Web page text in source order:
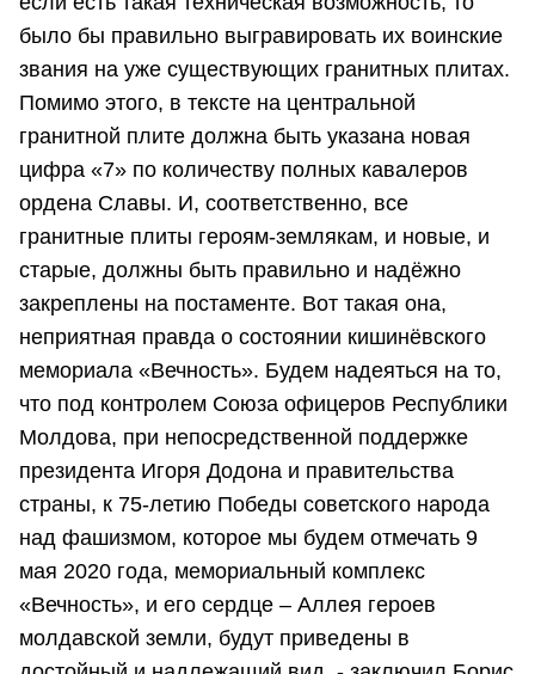
было бы правильно выгравировать их воинские
звания на уже существующих гранитных плитах.
Помимо этого, в тексте на центральной
гранитной плите должна быть указана новая
цифра «7» по количеству полных кавалеров
ордена Славы. И, соответственно, все
гранитные плиты героям-землякам, и новые, и
старые, должны быть правильно и надёжно
закреплены на постаменте. Вот такая она,
неприятная правда о состоянии кишинёвского
мемориала «Вечность». Будем надеяться на то,
что под контролем Союза офицеров Республики
Молдова, при непосредственной поддержке
президента Игоря Додона и правительства
страны, к 75-летию Победы советского народа
над фашизмом, которое мы будем отмечать 9
мая 2020 года, мемориальный комплекс
«Вечность», и его сердце – Аллея героев
молдавской земли, будут приведены в